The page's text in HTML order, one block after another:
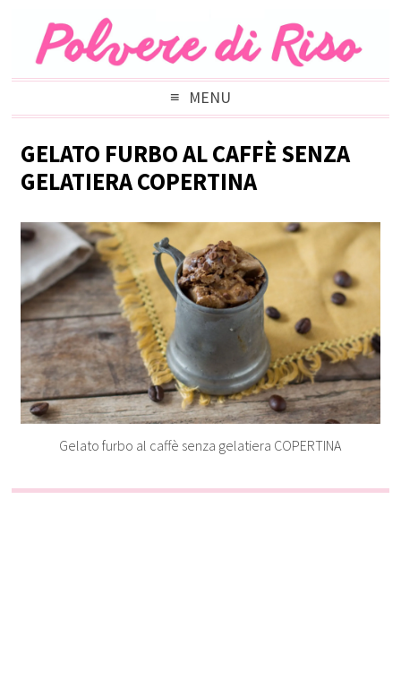
MENU
GELATO FURBO AL CAFFÈ SENZA
GELATIERA COPERTINA
Gelato furbo al caffè senza gelatiera COPERTINA